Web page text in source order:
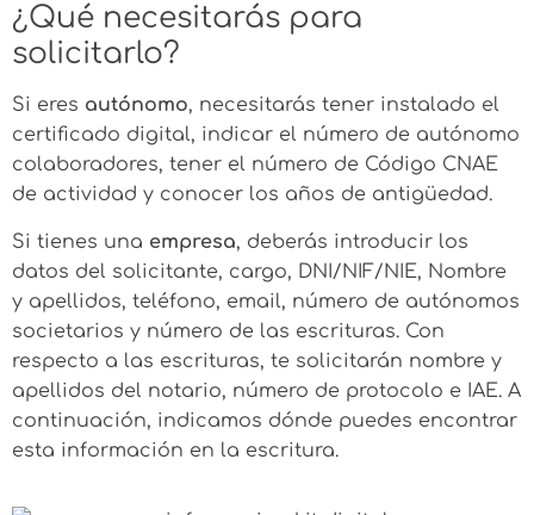
¿Qué necesitarás para
solicitarlo?
Si eres autónomo, necesitarás tener instalado el
certificado digital, indicar el número de autónomo
colaboradores, tener el número de Código CNAE
de actividad y conocer los años de antigüedad.
Si tienes una empresa, deberás introducir los
datos del solicitante, cargo, DNI/NIF/NIE, Nombre
y apellidos, teléfono, email, número de autónomos
societarios y número de las escrituras. Con
respecto a las escrituras, te solicitarán nombre y
apellidos del notario, número de protocolo e IAE. A
continuación, indicamos dónde puedes encontrar
esta información en la escritura.